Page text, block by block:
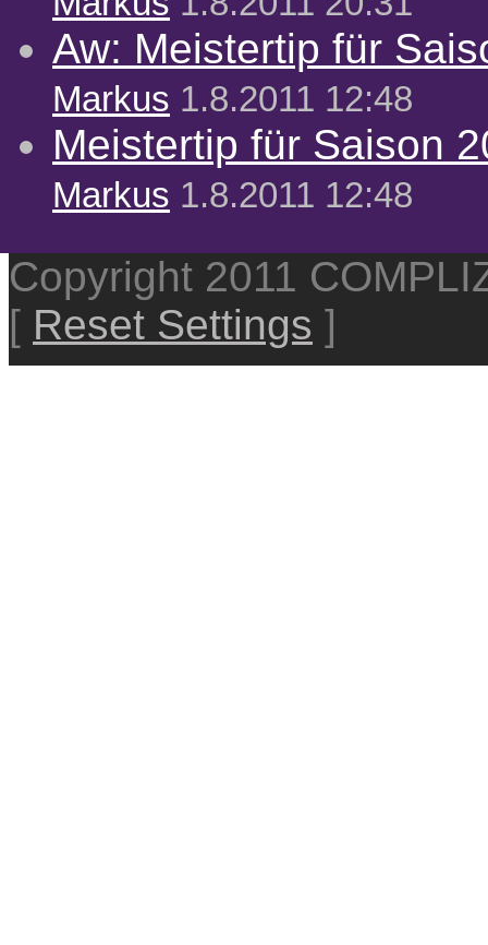
Aw: Meistertip für
Markus 1.8.2011 12:48
Meistertip für Saison
Markus 1.8.2011 12:48
Copyright 2011
[ Reset Settings ]